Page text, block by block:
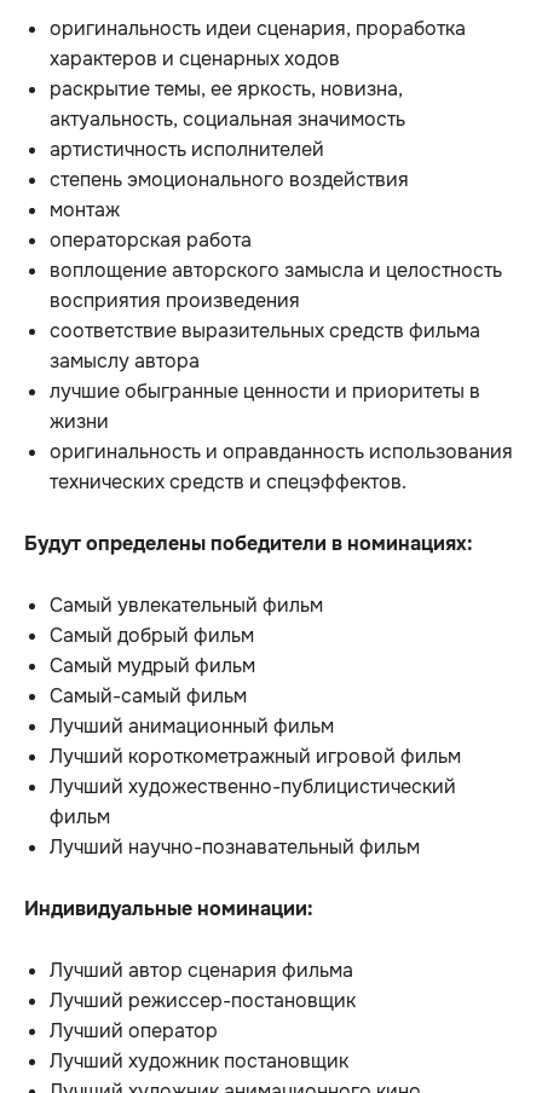
оригинальность идеи сценария, проработка
характеров и сценарных ходов
раскрытие темы, ее яркость, новизна,
актуальность, социальная значимость
артистичность исполнителей
степень эмоционального воздействия
монтаж
операторская работа
воплощение авторского замысла и целостность
восприятия произведения
соответствие выразительных средств фильма
замыслу автора
лучшие обыгранные ценности и приоритеты в
жизни
оригинальность и оправданность использования
технических средств и спецэффектов.
Будут определены победители в номинациях:
Самый увлекательный фильм
Самый добрый фильм
Самый мудрый фильм
Самый-самый фильм
Лучший анимационный фильм
Лучший короткометражный игровой фильм
Лучший художественно-публицистический
фильм
Лучший научно-познавательный фильм
Индивидуальные номинации:
Лучший автор сценария фильма
Лучший режиссер-постановщик
Лучший оператор
Лучший художник постановщик